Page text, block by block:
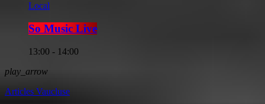
Local
So Music Live
13:00 - 14:00
play_arrow
Articles Vaucluse